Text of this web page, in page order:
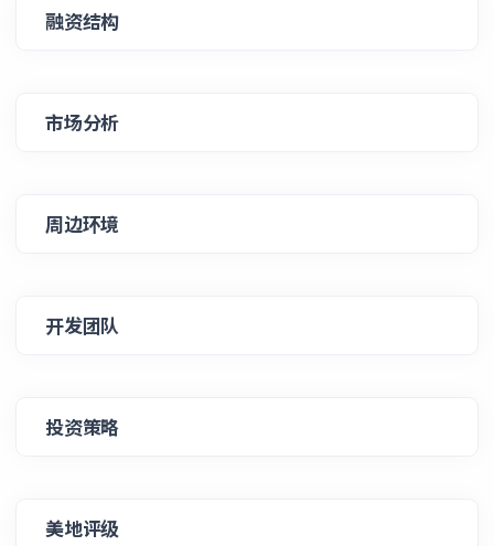
融资结构
市场分析
周边环境
开发团队
投资策略
美地评级